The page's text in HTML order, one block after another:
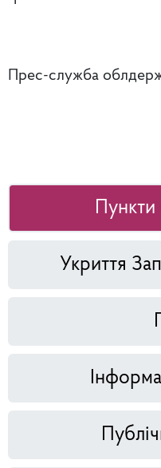
Прес-служба
Пункти
Укриття